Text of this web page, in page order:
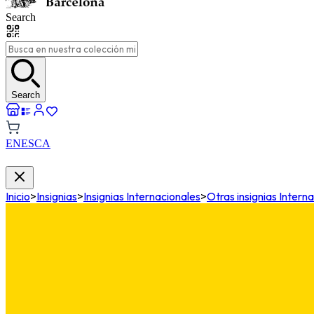
Search
Search
ENESCA
Inicio>Insignias>Insignias Internacionales>Otras insignias